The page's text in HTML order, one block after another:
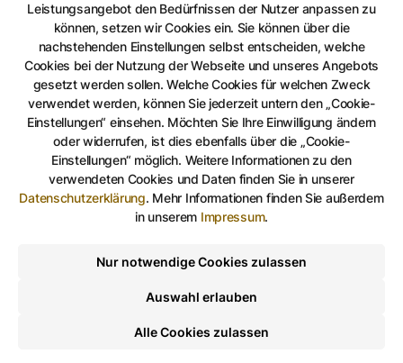
Leistungsangebot den Bedürfnissen der Nutzer anpassen zu
können, setzen wir Cookies ein. Sie können über die
nachstehenden Einstellungen selbst entscheiden, welche
Cookies bei der Nutzung der Webseite und unseres Angebots
gesetzt werden sollen. Welche Cookies für welchen Zweck
verwendet werden, können Sie jederzeit untern den „Cookie-
Einstellungen“ einsehen. Möchten Sie Ihre Einwilligung ändern
oder widerrufen, ist dies ebenfalls über die „Cookie-
Einstellungen“ möglich. Weitere Informationen zu den
verwendeten Cookies und Daten finden Sie in unserer
Datenschutzerklärung. Mehr Informationen finden Sie außerdem
in unserem Impressum.
Nur notwendige Cookies zulassen
Auswahl erlauben
Alle Cookies zulassen
Personen, ein Recht auf Umgang mit ihm.
Im Einzelnen besteht ein Umgangsrecht für:
das Kind,
Vater und Mutter,
soweit dies dem Wohl des Kindes dient auch für
Großeltern des Kindes,
den Ehegatten oder früheren Ehegatten des
hat (Stiefeltern)
Personen, bei denen das Kind längere Zeit in
Familienpflege war (Pflegeeltern).